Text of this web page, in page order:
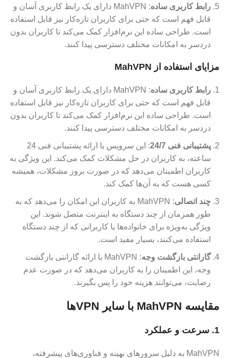
رابط کاربری ساده
: MahVPN دارای یک رابط کاربری آسان و
قابل فهم است که حتی برای کاربران تازه‌کار نیز قابل استفاده
است. طراحی ساده این نرم‌افزار کمک می‌کند تا کاربران بدون
دردسر به امکانات مختلف دسترسی پیدا کنند.
مزایای استفاده از MahVPN
رابط کاربری ساده
: MahVPN دارای یک رابط کاربری آسان و
قابل فهم است که حتی برای کاربران تازه‌کار نیز قابل استفاده
است. طراحی ساده این نرم‌افزار کمک می‌کند تا کاربران بدون
دردسر به امکانات مختلف دسترسی پیدا کنند.
پشتیبانی فنی 24/7
: این سرویس با ارائه پشتیبانی فنی 24
ساعته، به کاربران در حل مشکلات کمک می‌کند. این ویژگی به
کاربران اطمینان می‌دهد که در صورت بروز مشکلات، همیشه
کسی هست که به آن‌ها کمک کند.
چند اتصالی
: MahVPN به کاربران این امکان را می‌دهد که به
طور همزمان از چند دستگاه به اینترنت متصل شوند. این
ویژگی به‌ویژه برای خانواده‌ها یا کاربرانی که از چند دستگاه
استفاده می‌کنند، بسیار مفید است.
گارانتی بازگشت وجه
: MahVPN با ارائه گارانتی بازگشت
وجه، این اطمینان را به کاربران می‌دهد که در صورت عدم
رضایت، می‌توانند هزینه خود را پس بگیرند.
مقایسه MahVPN با سایر VPN‌ها
1. سرعت و عملکرد
MahVPN به دلیل سرورهای بهینه و فناوری‌های پیشرفته،